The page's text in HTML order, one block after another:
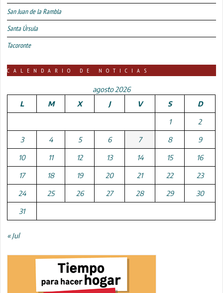
San Juan de la Rambla
Santa Úrsula
Tacoronte
CALENDARIO DE NOTICIAS
agosto 2026
L
M X J V S D
1 2
3 4 5 6 7 8 9
10 11 12 13 14 15 16
17 18 19 20 21 22 23
24 25 26 27 28 29 30
31
« Jul